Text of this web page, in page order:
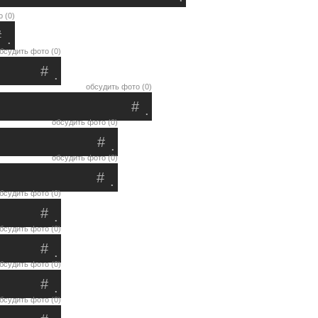
(0)
.
фото (0)
.
#
обсудить фото (0)
.
#
обсудить фото (0)
.
#
обсудить фото (0)
.
#
фото (0)
.
#
фото (0)
.
#
фото (0)
.
#
фото (0)